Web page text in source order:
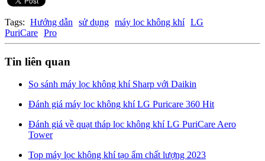
Tags: Hướng dẫn sử dụng máy lọc không khí LG
PuriCare Pro
Tin liên quan
So sánh máy lọc không khí Sharp với Daikin
Đánh giá máy lọc không khí LG Puricare 360 Hit
Đánh giá về quạt tháp lọc không khí LG PuriCare Aero
Tower
Top máy lọc không khí tạo ẩm chất lượng 2023